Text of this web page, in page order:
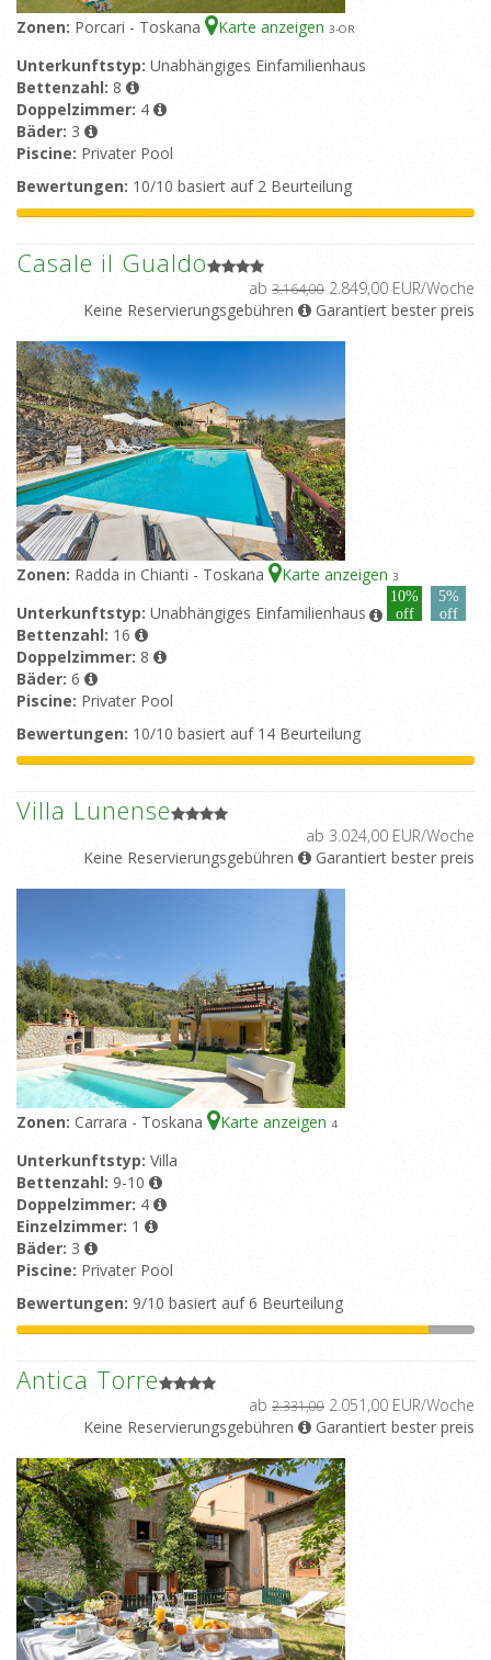
Zonen: Porcari - Toskana Karte anzeigen 3-OR
Unterkunftstyp: Unabhängiges Einfamilienhaus
Bettenzahl: 8
Doppelzimmer: 4
Bäder: 3
Piscine: Privater Pool
Bewertungen: 10/10 basiert auf 2 Beurteilung
Casale il Gualdo
ab 3.164,00 2.849,00 EUR/Woche
Keine Reservierungsgebühren
Garantiert bester preis
Zonen: Radda in Chianti - Toskana Karte anzeigen 3
10%
off
5%
off
Unterkunftstyp: Unabhängiges Einfamilienhaus
Bettenzahl: 16
Doppelzimmer: 8
Bäder: 6
Piscine: Privater Pool
Bewertungen: 10/10 basiert auf 14 Beurteilung
Villa Lunense
ab 3.024,00 EUR/Woche
Keine Reservierungsgebühren
Garantiert bester preis
Zonen: Carrara - Toskana Karte anzeigen 4
Unterkunftstyp: Villa
Bettenzahl: 9-10
Doppelzimmer: 4
Einzelzimmer: 1
Bäder: 3
Piscine: Privater Pool
Bewertungen: 9/10 basiert auf 6 Beurteilung
Antica Torre
ab 2.331,00 2.051,00 EUR/Woche
Keine Reservierungsgebühren
Garantiert bester preis